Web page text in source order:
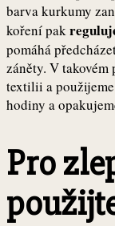
barva kurkumy
koření pak
pomáhá
záněty. V
textilii a
hodiny a
Pro